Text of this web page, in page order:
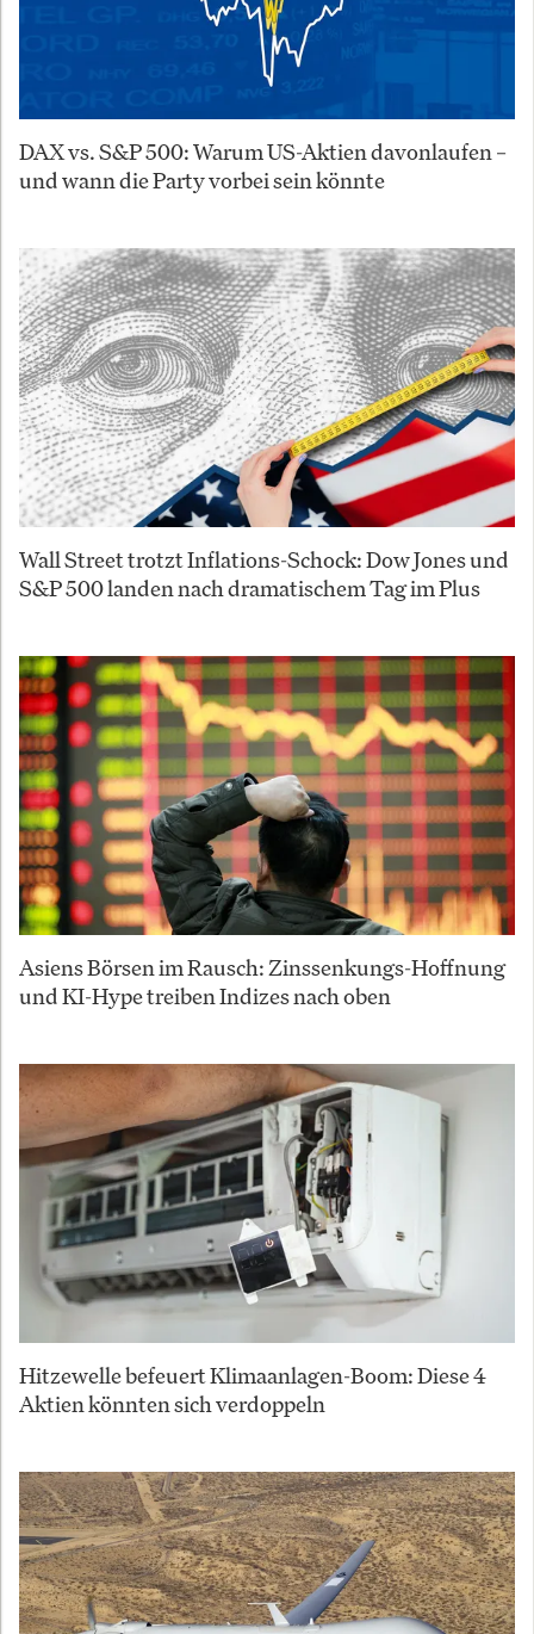
DAX vs. S&P 500: Warum US-Aktien davonlaufen –
und wann die Party vorbei sein könnte
Wall Street trotzt Inflations-Schock: Dow Jones und
S&P 500 landen nach dramatischem Tag im Plus
Asiens Börsen im Rausch: Zinssenkungs-Hoffnung
und KI-Hype treiben Indizes nach oben
Hitzewelle befeuert Klimaanlagen-Boom: Diese 4
Aktien könnten sich verdoppeln